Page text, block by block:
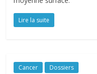
Lire la suite
Cancer Dossiers